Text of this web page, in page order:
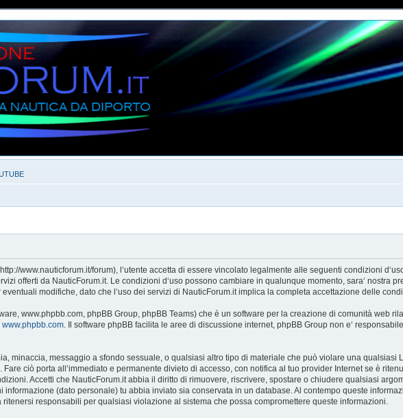
www.nauticforum.it/forum), l‘utente accetta di essere vincolato legalmente alle seguenti condizioni
offerti da NauticForum.it. Le condizioni d‘uso possono cambiare in qualunque momento, sara‘ nostra
modifiche, dato che l‘uso dei servizi di NauticForum.it implica la completa accettazione delle
www.phpbb.com, phpBB Group, phpBB Teams) che è un software per la creazione di comunità web
www.phpbb.com . Il software phpBB facilita le aree di discussione internet, phpBB Group non e‘
minaccia, messaggio a sfondo sessuale, o qualsiasi altro tipo di materiale che può violare una qualsiasi
ciò porta all‘immediato e permanente divieto di accesso, con notifica al tuo provider Internet se è
Accetti che NauticForum.it abbia il diritto di rimuovere, riscrivere, spostare o chiudere qualsiasi
(dato personale) tu abbia inviato sia conservata in un database. Al contempo queste
responsabili per qualsiasi violazione al sistema che possa compromettere queste informazioni.